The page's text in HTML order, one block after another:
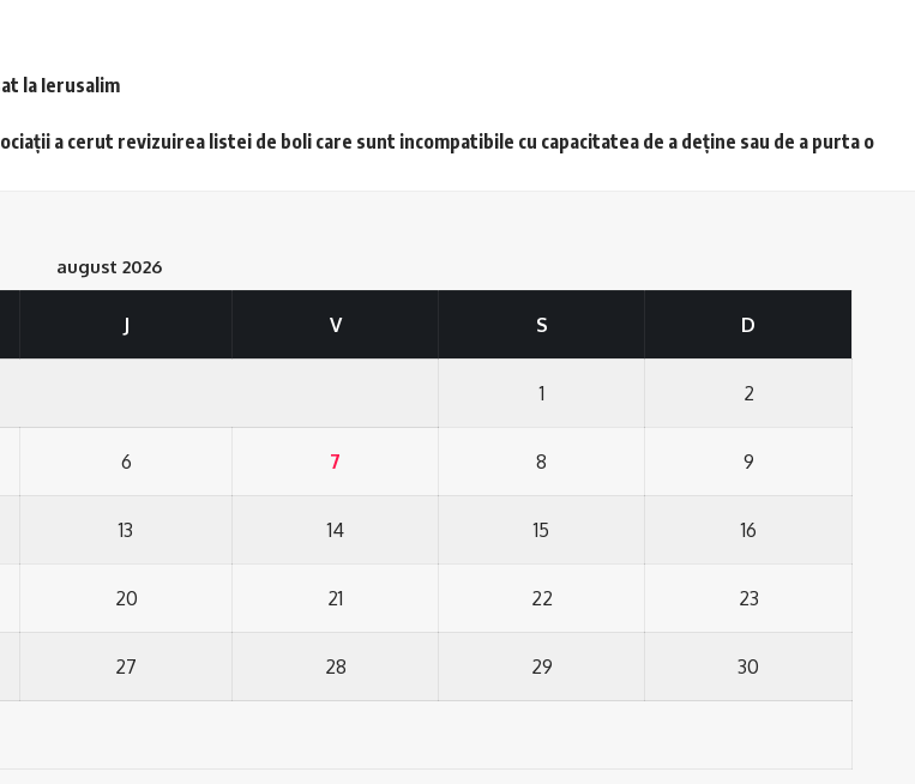
la Ierusalim
a cerut revizuirea listei de boli care sunt incompatibile cu capacitatea de a deține sau de a purta o
august 2026
J V S D
1 2
6 7 8 9
13 14 15 16
20 21 22 23
27 28 29 30